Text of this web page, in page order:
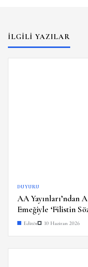
İLGILI YAZILAR
DUYURU
AA Yayınları’ndan
Emeğiyle ‘Filistin
Editör 10 Haziran 2026